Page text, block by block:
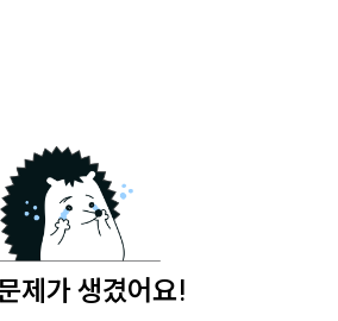
제가 생겼어요!